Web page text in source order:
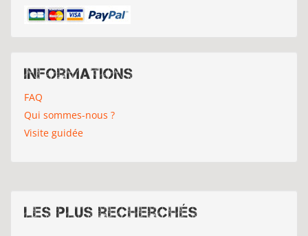
Informations
FAQ
Qui sommes-nous ?
Visite guidée
Les plus recherchés